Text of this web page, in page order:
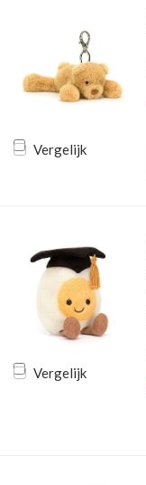
Vergelijk
Vergelijk